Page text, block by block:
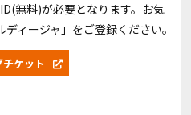
無料)が必要となります。お気
ィージャ」をご登録ください。
ケット